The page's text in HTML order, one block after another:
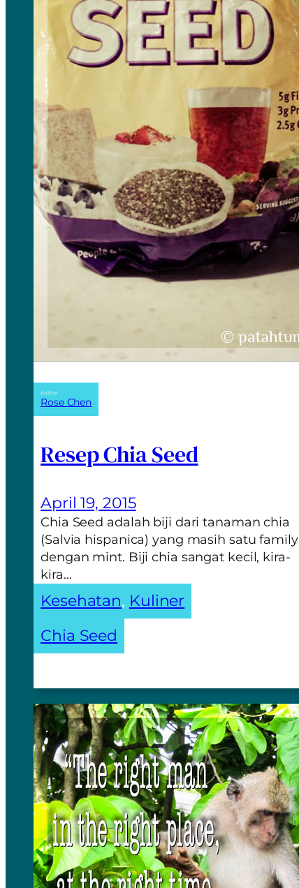
Author:
Rose Chen
Resep Chia Seed
April 19, 2015
Chia Seed adalah biji dari tanaman chia
(Salvia hispanica) yang masih satu family
dengan mint. Biji chia sangat kecil, kira-
kira…
Kesehatan, Kuliner
Chia Seed